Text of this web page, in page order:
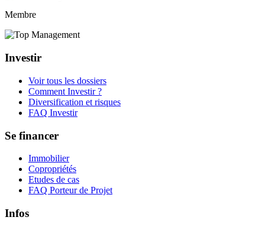
Membre
Investir
Voir tous les dossiers
Comment Investir ?
Diversification et risques
FAQ Investir
Se financer
Immobilier
Copropriétés
Etudes de cas
FAQ Porteur de Projet
Infos